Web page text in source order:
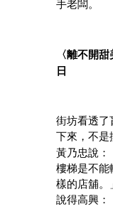
手老闆。
〈離不開
日
街坊看透
下來，不是
黃乃忠說：
樓梯是不能
樣的店舖。
說得高興：